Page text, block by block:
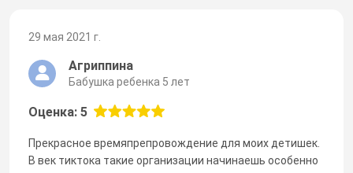
29 мая 2021 г.
Агриппина
Бабушка ребенка 5 лет
Оценка: 5
Прекрасное времяпрепровождение для моих детишек.
В век тиктока такие организации начинаешь особенно